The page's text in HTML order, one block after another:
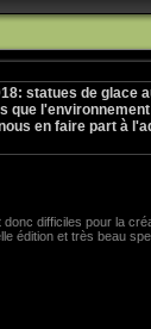
statues de glace
que
en faire part à
difficiles pour la
édition et très beau